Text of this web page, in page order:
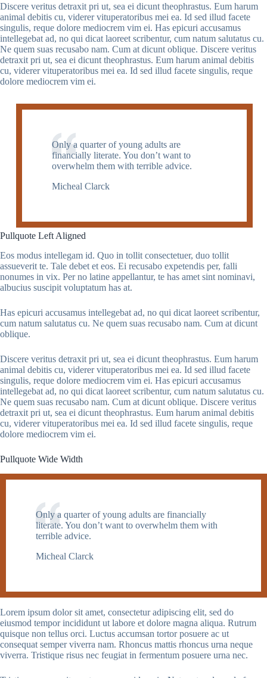
Discere veritus detraxit pri ut, sea ei dicunt theophrastus. Eum harum
animal debitis cu, viderer vituperatoribus mei ea. Id sed illud facete
singulis, reque dolore mediocrem vim ei. Has epicuri accusamus
intellegebat ad, no qui dicat laoreet scribentur, cum natum salutatus cu.
Ne quem suas recusabo nam. Cum at dicunt oblique. Discere veritus
detraxit pri ut, sea ei dicunt theophrastus. Eum harum animal debitis
cu, viderer vituperatoribus mei ea. Id sed illud facete singulis, reque
dolore mediocrem vim ei.
Only a quarter of young adults are
financially literate. You don’t want to
overwhelm them with terrible advice.
Micheal Clarck
Pullquote Left Aligned
Eos modus intellegam id. Quo in tollit consectetuer, duo tollit
assueverit te. Tale debet et eos. Ei recusabo expetendis per, falli
nonumes in vix. Per no latine appellantur, te has amet sint nominavi,
albucius suscipit voluptatum has at.
Has epicuri accusamus intellegebat ad, no qui dicat laoreet scribentur,
cum natum salutatus cu. Ne quem suas recusabo nam. Cum at dicunt
oblique.
Discere veritus detraxit pri ut, sea ei dicunt theophrastus. Eum harum
animal debitis cu, viderer vituperatoribus mei ea. Id sed illud facete
singulis, reque dolore mediocrem vim ei. Has epicuri accusamus
intellegebat ad, no qui dicat laoreet scribentur, cum natum salutatus cu.
Ne quem suas recusabo nam. Cum at dicunt oblique. Discere veritus
detraxit pri ut, sea ei dicunt theophrastus. Eum harum animal debitis
cu, viderer vituperatoribus mei ea. Id sed illud facete singulis, reque
dolore mediocrem vim ei.
Pullquote Wide Width
Only a quarter of young adults are financially
literate. You don’t want to overwhelm them with
terrible advice.
Micheal Clarck
Lorem ipsum dolor sit amet, consectetur adipiscing elit, sed do
eiusmod tempor incididunt ut labore et dolore magna aliqua. Rutrum
quisque non tellus orci. Luctus accumsan tortor posuere ac ut
consequat semper viverra nam. Rhoncus mattis rhoncus urna neque
viverra. Tristique risus nec feugiat in fermentum posuere urna nec.